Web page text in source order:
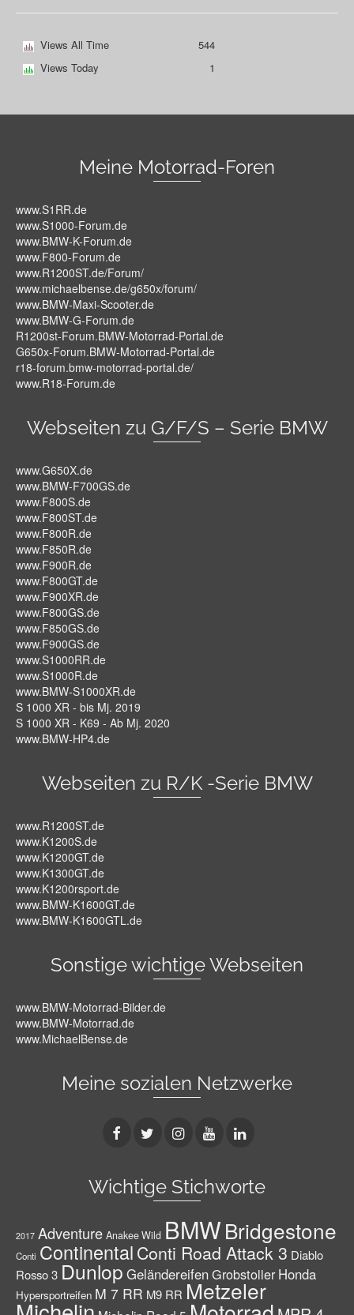
Views All Time
544
Views Today
1
Meine Motorrad-Foren
www.S1RR.de
www.S1000-Forum.de
www.BMW-K-Forum.de
www.F800-Forum.de
www.R1200ST.de/Forum/
www.michaelbense.de/g650x/forum/
www.BMW-Maxi-Scooter.de
www.BMW-G-Forum.de
R1200st-Forum.BMW-Motorrad-Portal.de
G650x-Forum.BMW-Motorrad-Portal.de
r18-forum.bmw-motorrad-portal.de/
www.R18-Forum.de
Webseiten zu G/F/S – Serie BMW
www.G650X.de
www.BMW-F700GS.de
www.F800S.de
www.F800ST.de
www.F800R.de
www.F850R.de
www.F900R.de
www.F800GT.de
www.F900XR.de
www.F800GS.de
www.F850GS.de
www.F900GS.de
www.S1000RR.de
www.S1000R.de
www.BMW-S1000XR.de
S 1000 XR - bis Mj. 2019
S 1000 XR - K69 - Ab Mj. 2020
www.BMW-HP4.de
Webseiten zu R/K -Serie BMW
www.R1200ST.de
www.K1200S.de
www.K1200GT.de
www.K1300GT.de
www.K1200rsport.de
www.BMW-K1600GT.de
www.BMW-K1600GTL.de
Sonstige wichtige Webseiten
www.BMW-Motorrad-Bilder.de
www.BMW-Motorrad.de
www.MichaelBense.de
Meine sozialen Netzwerke
Wichtige Stichworte
2017 Adventure Anakee Wild BMWBridgestone
Conti ContinentalConti Road Attack 3 Diablo
Rosso 3 Dunlop GeländereifenGrobstoller Honda
Hypersportreifen M 7 RR M9 RR Metzeler